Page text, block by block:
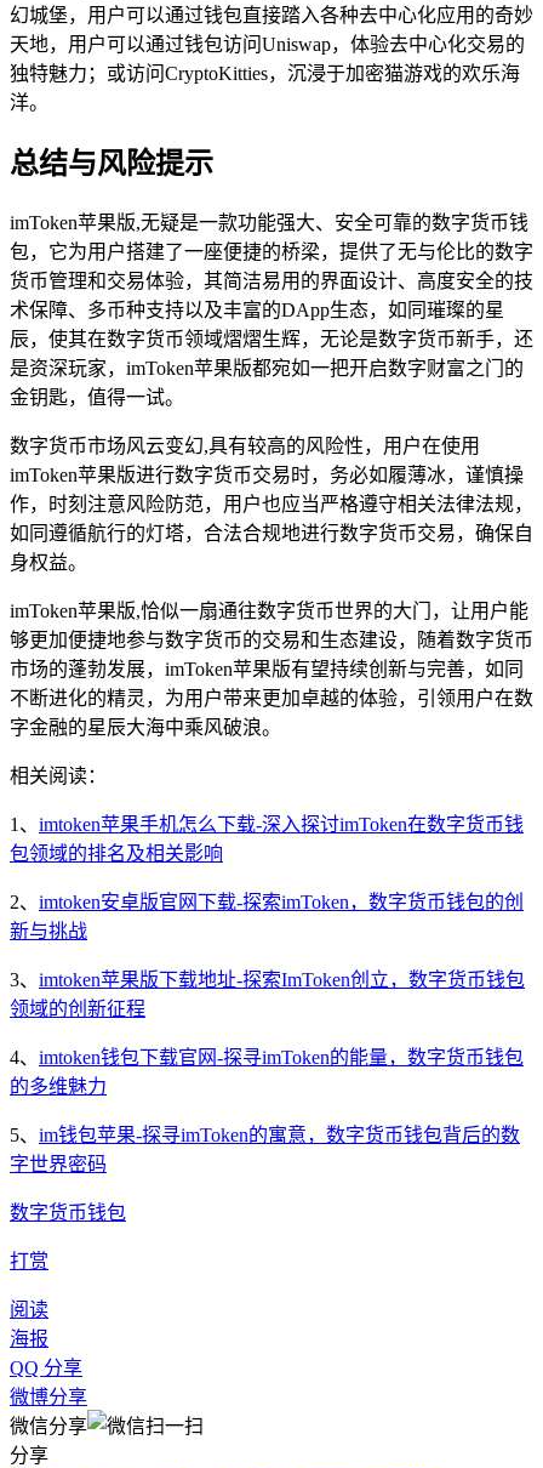
幻城堡，用户可以通过钱包直接踏入各种去中心化应用的奇妙
天地，用户可以通过钱包访问Uniswap，体验去中心化交易的
独特魅力；或访问CryptoKitties，沉浸于加密猫游戏的欢乐海
洋。
总结与风险提示
imToken苹果版,无疑是一款功能强大、安全可靠的数字货币钱
包，它为用户搭建了一座便捷的桥梁，提供了无与伦比的数字
货币管理和交易体验，其简洁易用的界面设计、高度安全的技
术保障、多币种支持以及丰富的DApp生态，如同璀璨的星
辰，使其在数字货币领域熠熠生辉，无论是数字货币新手，还
是资深玩家，imToken苹果版都宛如一把开启数字财富之门的
金钥匙，值得一试。
数字货币市场风云变幻,具有较高的风险性，用户在使用
imToken苹果版进行数字货币交易时，务必如履薄冰，谨慎操
作，时刻注意风险防范，用户也应当严格遵守相关法律法规，
如同遵循航行的灯塔，合法合规地进行数字货币交易，确保自
身权益。
imToken苹果版,恰似一扇通往数字货币世界的大门，让用户能
够更加便捷地参与数字货币的交易和生态建设，随着数字货币
市场的蓬勃发展，imToken苹果版有望持续创新与完善，如同
不断进化的精灵，为用户带来更加卓越的体验，引领用户在数
字金融的星辰大海中乘风破浪。
相关阅读：
1、 imtoken苹果手机怎么下载-深入探讨imToken在数字货币钱
包领域的排名及相关影响
2、 imtoken安卓版官网下载-探索imToken，数字货币钱包的创
新与挑战
3、 imtoken苹果版下载地址-探索ImToken创立，数字货币钱包
领域的创新征程
4、 imtoken钱包下载官网-探寻imToken的能量，数字货币钱包
的多维魅力
5、 im钱包苹果-探寻imToken的寓意，数字货币钱包背后的数
字世界密码
数字货币钱包
打赏
阅读
海报
QQ 分享
微博分享
微信分享
分享